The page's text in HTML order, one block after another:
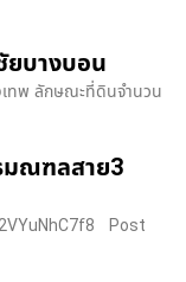
ยบางบอน
ทพ ลักษณะที่ดินจำนวน
มณฑลสาย3
Post